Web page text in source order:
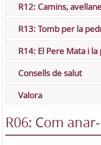
R12: Camins,
R13: Tomb per la
R14: El Pere Mata i
Consells de salut
Valora
R06: Com